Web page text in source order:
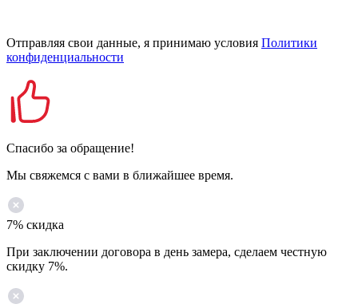
Отправляя свои данные, я принимаю условия Политики
конфиденциальности
Спасибо за обращение!
Мы свяжемся с вами в ближайшее время.
7% скидка
При заключении договора в день замера, сделаем честную
скидку 7%.